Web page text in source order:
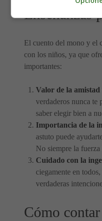
Enseñanzas
El cuento del mono y el
con los niños, ya que
importantes:
Valor de la
verdaderos nunca te
saber elegir bien a
Importancia de la
astuto puede
No siempre la
Cuidado con la
ciegamente en
verdaderas
Cómo